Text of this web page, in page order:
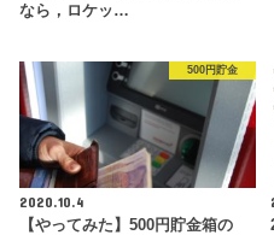
なら，ロケッ…
500円貯金
2020.10.4
【やってみた】500円貯金箱の